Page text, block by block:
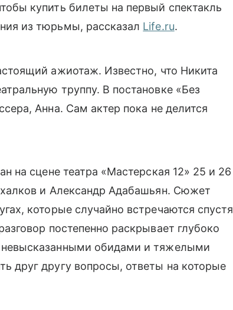
купить билеты на первый спектакль
из тюрьмы, рассказал Life.ru.
ажиотаж. Известно, что Никита
труппу. В постановке «Без
Анна. Сам актер пока не делится
на сцене театра «Мастерская 12» 25 и 26
и Александр Адабашьян. Сюжет
которые случайно встречаются спустя
постепенно раскрывает глубоко
обидами и тяжелыми
друг другу вопросы, ответы на которые